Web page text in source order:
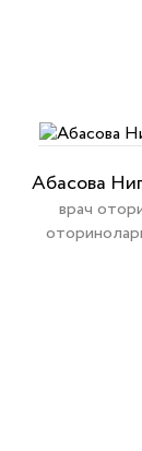
Абасова
врач